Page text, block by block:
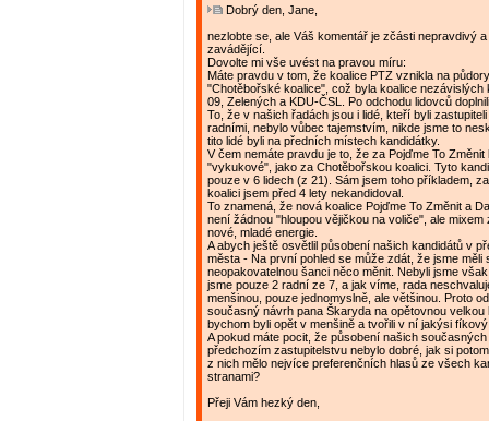
Dobrý den, Jane,
nezlobte se, ale Váš komentář je zčásti nepravdivý
zavádějící.
Dovolte mi vše uvést na pravou míru:
Máte pravdu v tom, že koalice PTZ vznikla na
"Chotěbořské koalice", což byla koalice nezávislých
09, Zelených a KDU-ČSL. Po odchodu lidovců
To, že v našich řadách jsou i lidé, kteří byli
radními, nebylo vůbec tajemstvím, nikde jsme to
tito lidé byli na předních místech kandidátky.
V čem nemáte pravdu je to, že za Pojďme To Změnit
"vykukové", jako za Chotěbořskou koalici. Tyto
pouze v 6 lidech (z 21). Sám jsem toho příkladem,
koalici jsem před 4 lety nekandidoval.
To znamená, že nová koalice Pojďme To Změnit a
není žádnou "hloupou vějičkou na voliče", ale mixem
nové, mladé energie.
A abych ještě osvětlil působení našich kandidátů v
města - Na první pohled se může zdát, že jsme měli
neopakovatelnou šanci něco měnit. Nebyli jsme
jsme pouze 2 radní ze 7, a jak víme, rada
menšinou, pouze jednomyslně, ale většinou. Proto
současný návrh pana Škaryda na opětovnou velkou
bychom byli opět v menšině a tvořili v ní jakýsi
A pokud máte pocit, že působení našich
předchozím zastupitelstvu nebylo dobré, jak si
z nich mělo nejvíce preferenčních hlasů ze všech
stranami?
Přeji Vám hezký den,